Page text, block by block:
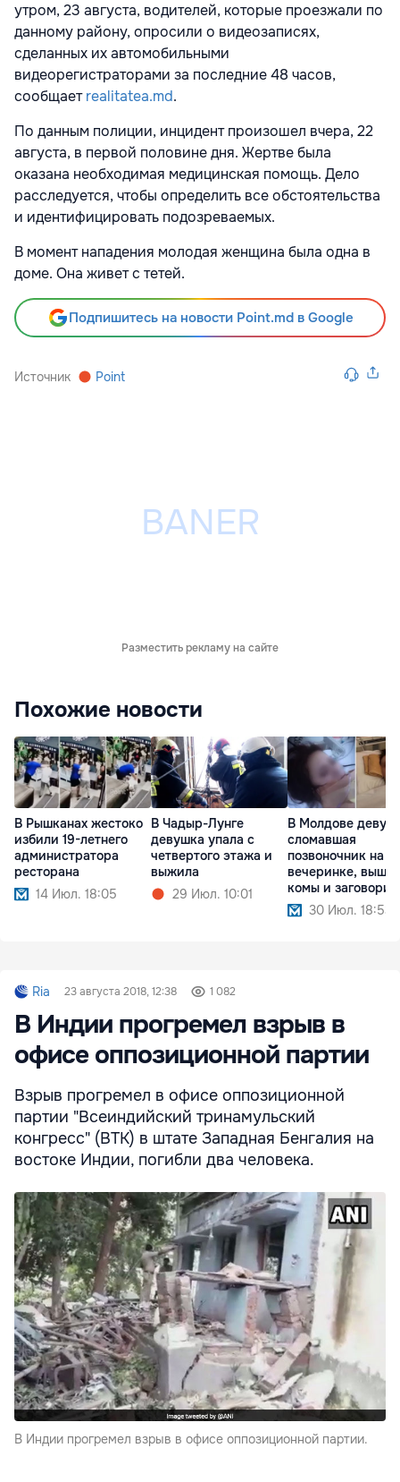
утром, 23 августа, водителей, которые проезжали по
данному району, опросили о видеозаписях,
сделанных их автомобильными
видеорегистраторами за последние 48 часов,
сообщаетrealitatea.md.
По данным полиции, инцидент произошел вчера, 22
августа, в первой половине дня. Жертве была
оказана необходимая медицинская помощь. Дело
расследуется, чтобы определить все обстоятельства
и идентифицировать подозреваемых.
В момент нападения молодая женщина была одна в
доме. Она живет с тетей.
Подпишитесь на новости Point.md в Google
Источник Point
Разместить рекламу на сайте
Похожие новости
В Рышканах жестоко
избили 19-летнего
администратора
ресторана
14 Июл. 18:05
В Чадыр-Лунге
девушка упала с
четвертого этажа и
выжила
29 Июл. 10:01
В Молдове
сломавшая
позвоночник на
вечеринке,
комы и
30 Июл. 18:53
Ria 23 августа 2018, 12:38 1 082
В Индии прогремел взрыв в
офисе оппозиционной партии
Взрыв прогремел в офисе оппозиционной
партии "Всеиндийский тринамульский
конгресс" (ВТК) в штате Западная Бенгалия на
востоке Индии, погибли два человека.
В Индии прогремел взрыв в офисе оппозиционной партии.